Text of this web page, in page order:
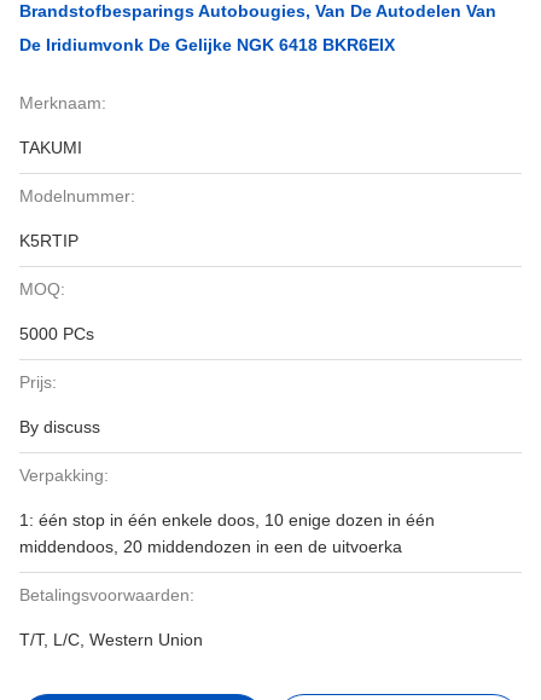
Brandstofbesparings Autobougies, Van De Autodelen Van
De Iridiumvonk De Gelijke NGK 6418 BKR6EIX
Merknaam:
TAKUMI
Modelnummer:
K5RTIP
MOQ:
5000 PCs
Prijs:
By discuss
Verpakking:
1: één stop in één enkele doos, 10 enige dozen in één
middendoos, 20 middendozen in een de uitvoerka
Betalingsvoorwaarden:
T/T, L/C, Western Union